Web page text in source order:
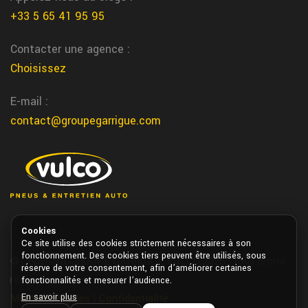
Tarbes garage
chez Garrigue Vulco
saint jean de vedas depannage voiture
Nous vous depannons rapidement votre voiture autour de saint
jean de vedas chez garrigue vulco
alentour de Vic Fezensac
En cas de crevaison sur engin agricole, Garrigue Vulco Vic
Fezensac vous propose un depannage rapide directement dans
vos champs ou hangars
st vite entretien voiture
Nous realisons l'entretien de votre voiture dans notre centre
auto a st vite chez Garrigue Vulco
+33 5 65 41 95 95
Contacter une agence :
Choisissez
E-mail :
contact@groupegarrigue.com
© Copyright GROUPE GARRIGUE VULCO 2026. Tous droits
réservés.
Mentions légales
Cookies
Ce site utilise des cookies strictement nécessaires à son
fonctionnement. Des cookies tiers peuvent être utilisés, sous
réserve de votre consentement, afin d’améliorer certaines
fonctionnalités et mesurer l’audience.
En savoir plus